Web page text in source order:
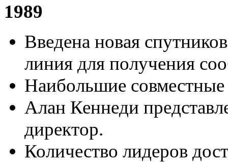
1989
Введена новая
линия для получения
Наибольшие
Алан Кеннеди
директор.
Количество лидеров